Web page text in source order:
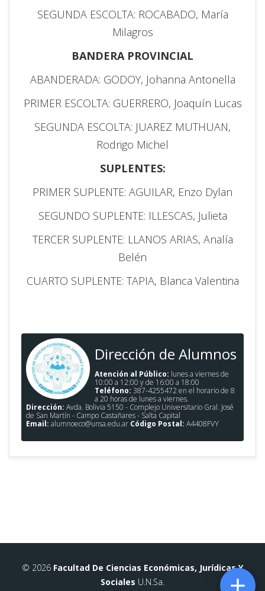
SEGUNDA ESCOLTA: ROCABADO, María
Milagros
BANDERA PROVINCIAL
ABANDERADA: GODOY, Johanna Antonella
PRIMER ESCOLTA: GUERRERO, Joaquín Lucas
SEGUNDA ESCOLTA: JUAREZ MUTHUAN,
Rodrigo Michel
SUPLENTES:
PRIMER SUPLENTE: AGUILAR, Enzo Dylan
SEGUNDO SUPLENTE: ILLESCAS, Julieta
TERCER SUPLENTE: LLANOS ARIAS, Analía
Belén
CUARTO SUPLENTE: TAPIA, Blanca Valentina
Dirección de Alumnos
Atención al Público: lunes a viernes de
10:00 a 12:00 y de 16:00 a 18:00
Teléfono: 387-4255472 en el horario de 8
a 20 horas de lunes a viernes.
Dirección: Avda. Bolivia 5150 - Complejo Universitario Gral. José
de San Martín - Campo Castañares - Salta Capital
Email: alumnoeco@unsa.edu.ar Código Postal: A4408FVY

© 2026 Facultad De Ciencias Económicas, Jurídicas Y
Sociales U.N.Sa.